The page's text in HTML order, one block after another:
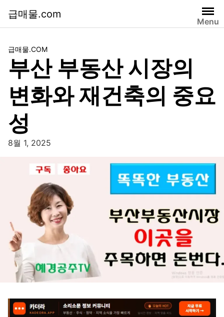
급매물.com
Menu
급매물.COM
부산 부동산 시장의
변화와 재건축의 중요
성
8월 1, 2025